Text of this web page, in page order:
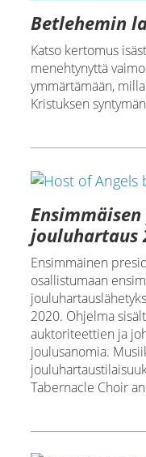
Betlehemin
Katso kertomus
menehtynyttä
ymmärtämään,
Kristuksen
jouluhartaus
Ensimmäinen
osallistumaan
2020. Ohjelma
auktoriteettien ja
joulusanomia.
Tabernacle Choir